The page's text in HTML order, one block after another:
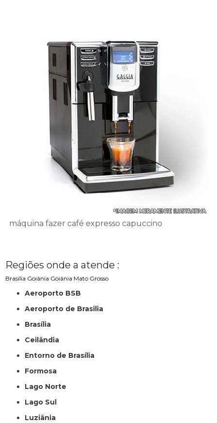
máquina fazer café expresso capuccino
Regiões onde a atende :
Brasília Goiânia Goiânia Mato Grosso
Aeroporto BSB
Aeroporto de Brasilia
Brasília
Ceilândia
Entorno de Brasília
Formosa
Lago Norte
Lago Sul
Luziânia